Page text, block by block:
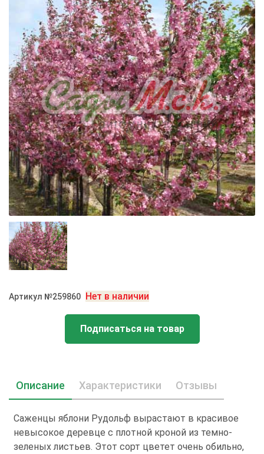
Артикул №259860 Нет в наличии
Подписаться на товар
Описание Характеристики Отзывы
Саженцы яблони Рудольф вырастают в красивое
невысокое деревце с плотной кроной из темно-
зеленых листьев. Этот сорт цветет очень обильно,